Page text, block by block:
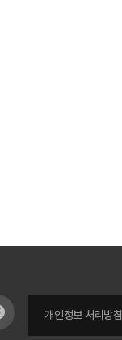
개인정보 처리방침